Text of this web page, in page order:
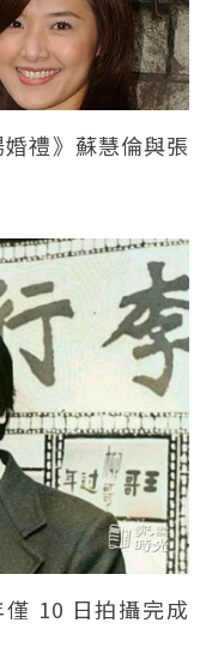
禮》蘇慧倫與張
10 日拍攝完成